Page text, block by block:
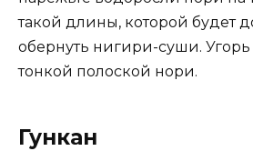
такой длины, которой будет
обернуть нигири-суши.
тонкой полоской нори.
Гункан